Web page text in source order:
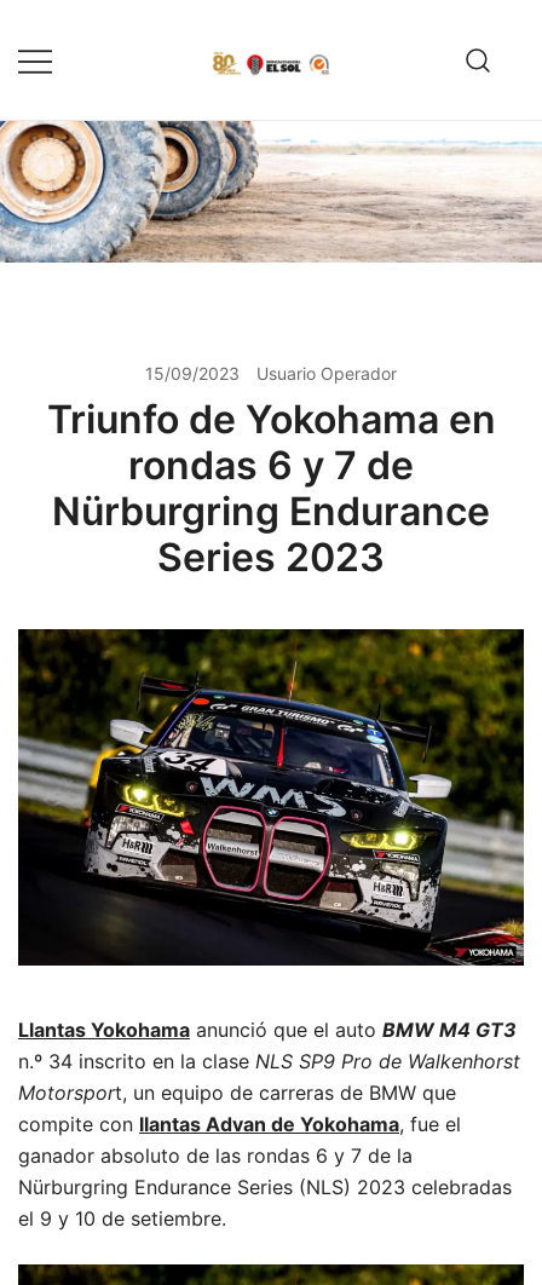
contenido
Reencauche de llantas con
Calidad ISO 9001
reencauche de llantas con garantía
ISO 9001
15/09/2023 Usuario Operador
Triunfo de Yokohama en
rondas 6 y 7 de
Nürburgring Endurance
Series 2023
Llantas Yokohama anunció que el auto BMW M4 GT3
n.º 34 inscrito en la clase NLS SP9 Pro de Walkenhorst
Motorsport, un equipo de carreras de BMW que
compite con llantas Advan de Yokohama, fue el
ganador absoluto de las rondas 6 y 7 de la
Nürburgring Endurance Series (NLS) 2023 celebradas
el 9 y 10 de setiembre.